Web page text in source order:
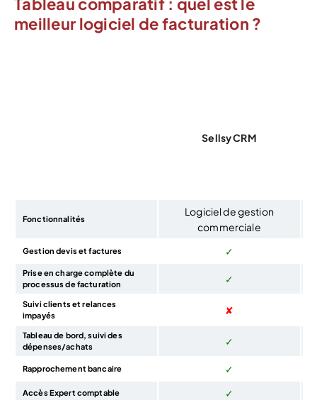
meilleur logiciel de facturation ?
Sellsy CRM
Fonctionnalités
Logiciel de gestion
commerciale
Gestion devis et factures ✓
Prise en charge complète du
processus de facturation
✓
Suivi clients et relances
impayés
✘
Tableau de bord, suivi des
dépenses/achats
✓
Rapprochement bancaire ✓
Accès Expert comptable ✓